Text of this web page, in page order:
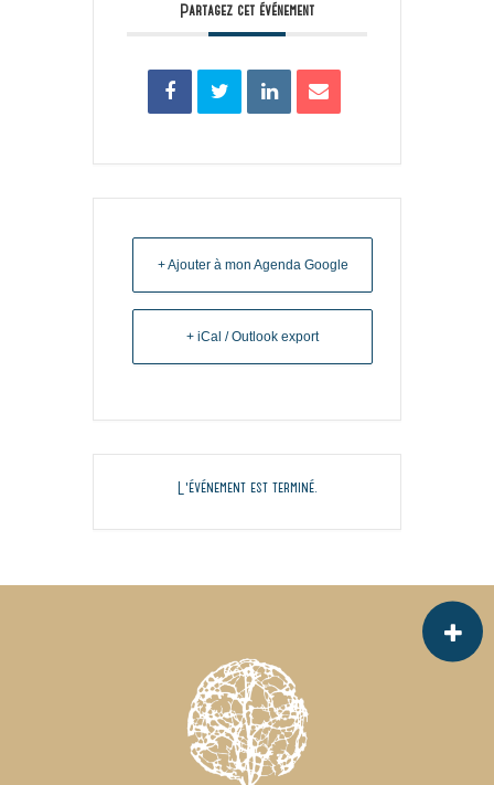
Partagez cet événement
+ Ajouter à mon Agenda Google
+ iCal / Outlook export
L'événement est terminé.